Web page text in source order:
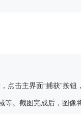
点击主界面“捕获”按
等。截图完成后，图像